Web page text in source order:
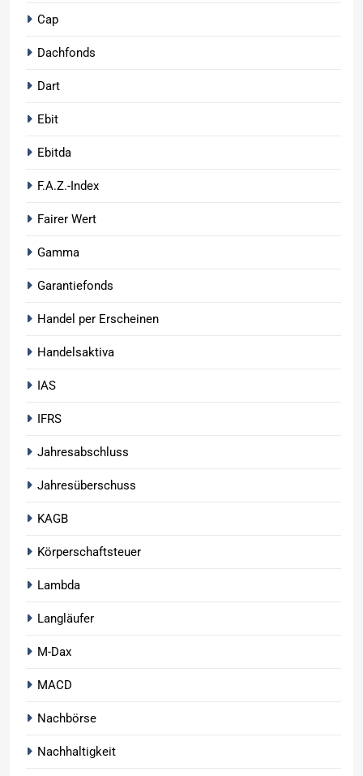
Cap
Dachfonds
Dart
Ebit
Ebitda
F.A.Z.-Index
Fairer Wert
Gamma
Garantiefonds
Handel per Erscheinen
Handelsaktiva
IAS
IFRS
Jahresabschluss
Jahresüberschuss
KAGB
Körperschaftsteuer
Lambda
Langläufer
M-Dax
MACD
Nachbörse
Nachhaltigkeit